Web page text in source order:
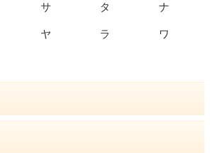
サ タ ナ
ヤ ラ ワ